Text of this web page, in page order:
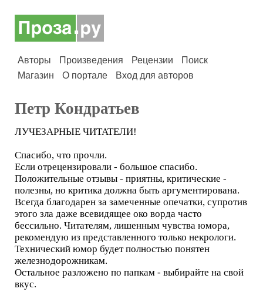
Авторы Произведения Рецензии
Поиск
Магазин
О портале Вход для авторов
Петр Кондратьев
ЛУЧЕЗАРНЫЕ ЧИТАТЕЛИ!
Спасибо, что прочли.
Если отрецензировали - большое спасибо.
Положительные отзывы - приятны, критические -
полезны, но критика должна быть аргументирована.
Всегда благодарен за замеченные опечатки, супротив
этого зла даже всевидящее око ворда часто
бессильно. Читателям, лишенным чувства юмора,
рекомендую из представленного только некрологи.
Технический юмор будет полностью понятен
железнодорожникам.
Остальное разложено по папкам - выбирайте на свой
вкус.